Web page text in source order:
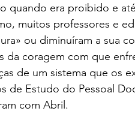
quando era proibido e
muitos professores e
ou diminuíram a sua
da coragem com que
de um sistema que os
de Estudo do Pessoal
com Abril.